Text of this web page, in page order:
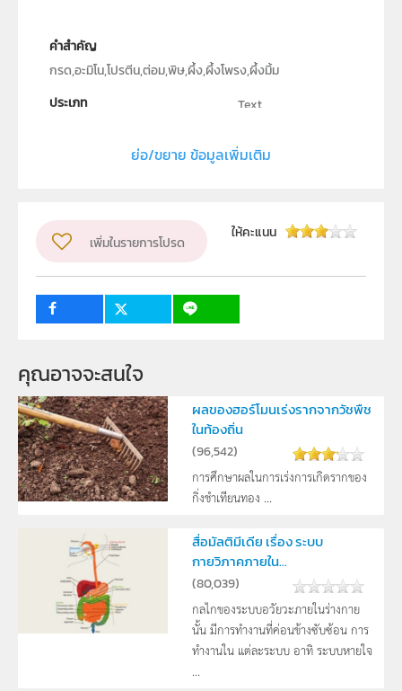
คำสำคัญ
กรด,อะมิโน,โปรตีน,ต่อม,พิษ,ผึ้ง,ผึ้งโพรง,ผึ้งมิ้ม
ประเภท
Text
คณะวิทยาศาสตร์ จุฬาลงกรณ์มหาวิทยาลัย
ระดับชั้น
ม.4, ม.5, ม.6
ย่อ/ขยาย ข้อมูลเพิ่มเติม
เพิ่มในรายการโปรด
ให้คะแนน
คุณอาจจะสนใจ
ผลของฮอร์โมนเร่งรากจากวัชพืช
ในท้องถิ่น
(96,542)
การศึกษาผลในการเร่งการเกิดรากของ
กิ่งชำเทียนทอง ...
สื่อมัลติมีเดีย เรื่อง ระบบ
กายวิภาคภายใน...
(80,039)
กลไกของระบบอวัยวะภายในร่างกาย
นั้น มีการทำงานที่ค่อนข้างซับซ้อน การ
ทำงานใน แต่ละระบบ อาทิ ระบบหายใจ
...